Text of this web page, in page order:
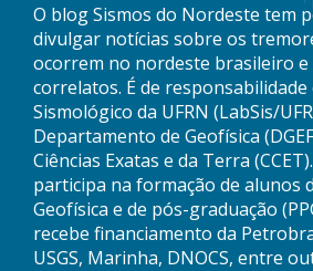
O blog Sismos do Nordeste tem
divulgar notícias sobre os
ocorrem no nordeste brasileiro e
correlatos. É de
Sismológico da UFRN (LabSis/
Departamento de Geofísica
Ciências Exatas e da Terra
participa na formação de alunos
Geofísica e de pós-graduação
recebe financiamento da
USGS, Marinha, DNOCS, entre